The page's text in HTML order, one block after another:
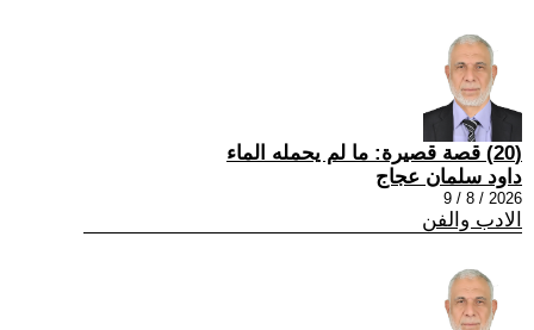
(20) قصة قصيرة: ما لم يحمله الماء
داود سلمان عجاج
2026 / 8 / 9
الادب والفن